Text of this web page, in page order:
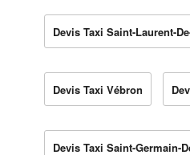
Devis Taxi Saint-Laurent-
Devis Taxi Vébron
Devis Taxi Saint-Germain-